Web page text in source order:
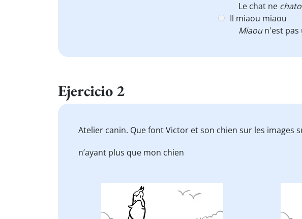
Le chat ne
Il miaou miaou
Miaoun'est pas
Ejercicio 2
Atelier canin. Que font Victor et son chien sur les images
n’ayant plus que mon chien